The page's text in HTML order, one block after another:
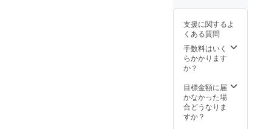
支援に関するよ
くある質問
手数料はいく
らかかります
か？
目標金額に届
かなかった場
合どうなりま
すか？